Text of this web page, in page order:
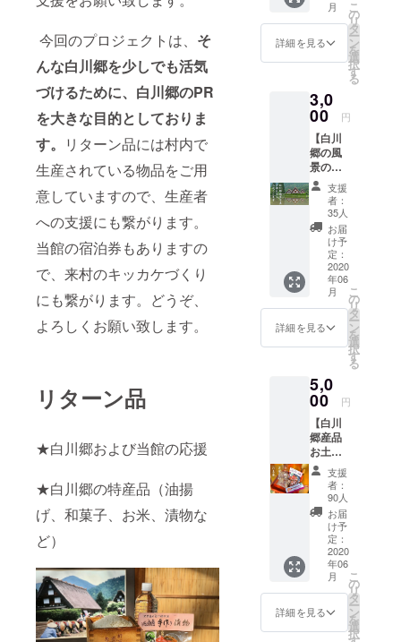
今回のプロジェクトは、 そ
んな白川郷を少しでも活気
づけるために、白川郷のPR
を大きな目的としておりま
す。 リターン品には村内で
生産されている物品をご用
意していますので、生産者
への支援にも繋がります。
当館の宿泊券もありますの
で、来村のキッカケづくり
にも繋がります。どうぞ、
よろしくお願い致します。
リターン品
★白川郷および当館の応援
★白川郷の特産品（油揚
げ、和菓子、お米、漬物な
ど）
遽今回
のリ
ターン
卒、ご
支援の
ほど、
よろし
くお願
い致し
ま
す！）
●白川郷
結おこ
し1箱
（10個
り）、
今治産
ンカチ2
枚、白
ファイ
ル2枚、
米の
らーめ
ん1袋 ※
発送は
国内の
みとな
りま
す。
の塩焼
き、ニ
ジマス
揚げ、
甘露
煮、小
鉢、ご
飯、お
味噌
汁、漬
物） ※
ご招待
券は贈
答用と
しても
お使い
頂けま
す。 ※
有効期
限は2年
家族だ
けで営
まれて
いるお
店です
ので、
ご利用
の際は
事前に
お電話
でご確
認・ご
予約し
てご来
店され
をおス
スメし
ており
ます。
同じよ
うに苦
しまれ
民宿さ
んのお
役に少
しでも
立ちた
いとの
想い
で、こ
のリ
ターン
を作成
しまし
た。 合
掌造り
民宿で
白川郷
の文化
話の世
界にタ
イムス
リップ
体験を
味わっ
てみて
はいか
がで
しょう
か？ ※
対象民
宿：民
宿ふる
さと、
合掌乃
宿 孫
山館を
応援し
た
い！！
」とい
ために
ご用意
したリ
ターン
です。
【A5等
級の飛
騨牛 +
白川郷
ご飯う
まうま
セット
+ 白川
郷の風
景の御
礼状を
お送り
騨牛の
なかで
も最高
ランク
のA5等
級品を
メイン
に、白
川郷産
品をセ
レクト
してお
送り致
しま
す。ご
自宅に
いなが
月
詳細を見る
こ
の
リ
タ
ー
ン
を
選
択
す
る
3,0
00 円
【白川
郷の風
景の御
礼状を
お送り
致しま
す】 日
本の原
風景と
呼ばれ
る白川
郷の合
掌集落
の風景
のハガ
キに、
になっ
た感謝
の気持
ちをし
たため
て、御
礼状を
お送り
致しま
す。事
態が終
息しま
した
ら、ぜ
ひ白川
郷に遊
びにい
支援
者：
35人
お届
け予
定：
2020
年06
月
詳細を見る
こ
の
リ
タ
ー
ン
を
選
択
す
る
5,0
00 円
【白川
郷産品
お土産
セット
+ 白川
郷の風
景の御
礼状を
送りま
す】 白
川郷で
作られ
た「白
川郷産
品」の
お土産
支援
者：
90人
お届
け予
定：
2020
年06
月
詳細を見る
こ
の
リ
タ
ー
ン
を
選
択